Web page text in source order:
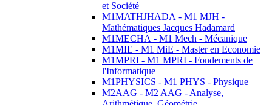
et Société
M1MATHJHADA - M1 MJH -
Mathématiques Jacques Hadamard
M1MECHA - M1 Mech - Mécanique
M1MIE - M1 MiE - Master en Economie
M1MPRI - M1 MPRI - Fondements de
l'Informatique
M1PHYSICS - M1 PHYS - Physique
M2AAG - M2 AAG - Analyse,